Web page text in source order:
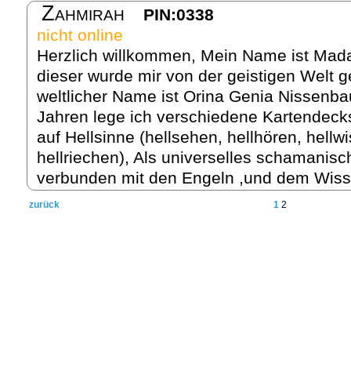
Zahmirah
PIN:0338
nicht online
Herzlich willkommen, Mein Name ist
dieser wurde mir von der geistigen Welt
weltlicher Name ist Orina Genia
Jahren lege ich verschiedene
auf Hellsinne (hellsehen, hellhören,
hellriechen), Als universelles
verbunden mit den Engeln ,und dem
zurück 1 2